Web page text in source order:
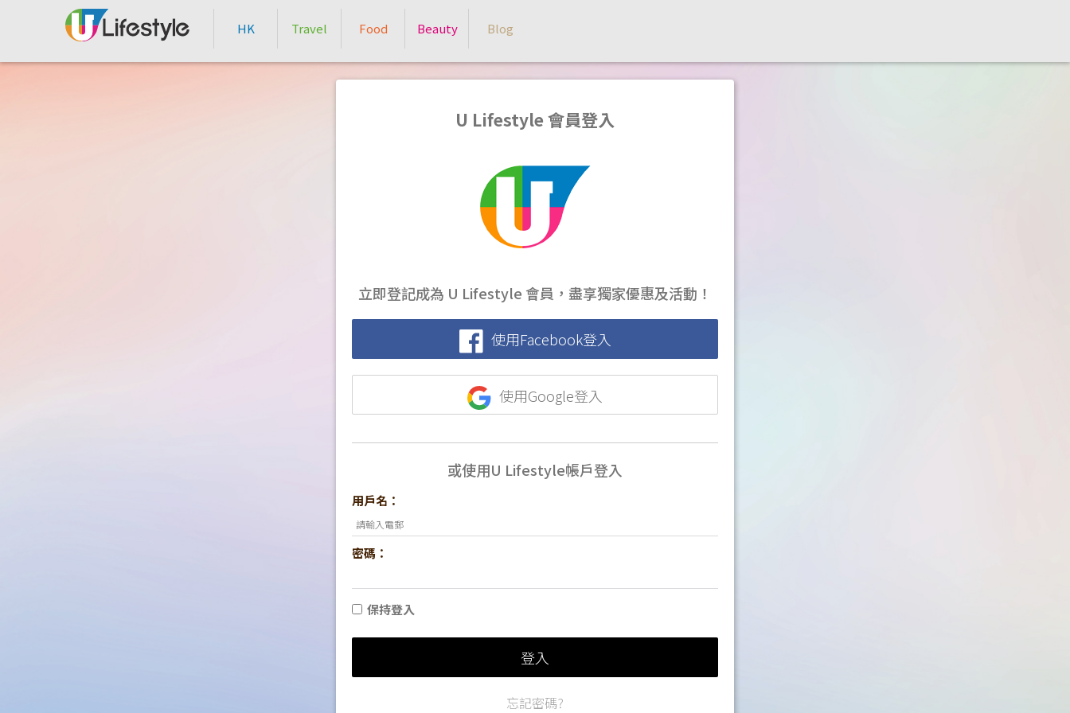
HK Travel Food Beauty Blog
U Lifestyle 會員登入
立即登記成為 U Lifestyle 會員，盡享獨家優惠及活動！
使用Facebook登入
使用Google登入
或使用U Lifestyle帳戶登入
用戶名：
密碼：
保持登入
登入
忘記密碼?